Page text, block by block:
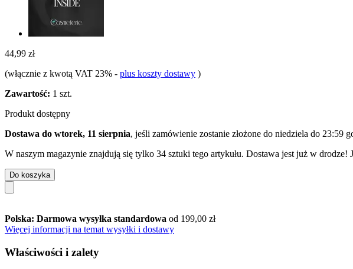
44,99 zł
(włącznie z kwotą VAT 23% - plus koszty dostawy )
Zawartość: 1 szt.
Produkt dostępny
Dostawa do wtorek, 11 sierpnia, jeśli zamówienie zostanie złożone do niedziela do 23:59
W naszym magazynie znajdują się tylko 34 sztuki tego artykułu. Dostawa jest już w drodze!
Do koszyka
Polska: Darmowa wysyłka standardowa od 199,00 zł
Więcej informacji na temat wysyłki i dostawy
Właściwości i zalety